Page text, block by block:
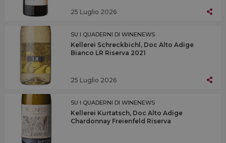
25 Luglio 2026
SU I QUADERNI DI WINENEWS
Kellerei Schreckbichl, Doc Alto Adige
Bianco LR Riserva 2021
25 Luglio 2026
SU I QUADERNI DI WINENEWS
Kellerei Kurtatsch, Doc Alto Adige
Chardonnay Freienfeld Riserva